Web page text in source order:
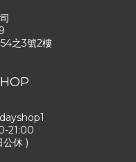
之3號2樓
21:00
休 )